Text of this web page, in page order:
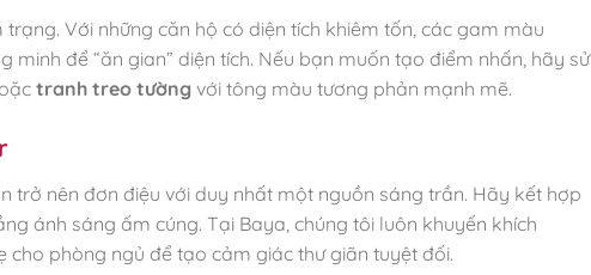
Với những căn hộ có diện tích khiêm tốn, các gam màu
để “ăn gian” diện tích. Nếu bạn muốn tạo điểm nhấn, hãy sử
tranh treo tường với tông màu tương phản mạnh mẽ.
trở nên đơn điệu với duy nhất một nguồn sáng trần. Hãy kết hợp
ánh sáng ấm cúng. Tại Baya, chúng tôi luôn khuyến khích
phòng ngủ để tạo cảm giác thư giãn tuyệt đối.